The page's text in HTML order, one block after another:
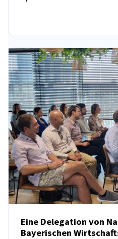
Eine Delegation von
Bayerischen